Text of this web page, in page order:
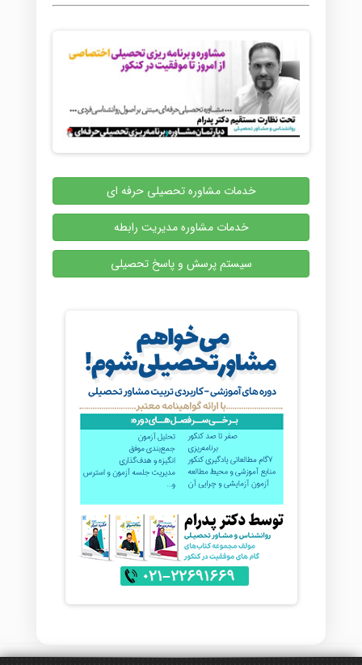
خدمات مشاوره تحصیلی حرفه ای
خدمات مشاوره مدیریت رابطه
سیستم پرسش و پاسخ تحصیلی